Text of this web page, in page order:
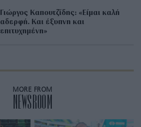
Γιώργος Καπουτζίδης: «Είμαι καλή
αδερφή. Και έξυπνη και
επιτυχημένη»
MORE FROM
NEWSROOM